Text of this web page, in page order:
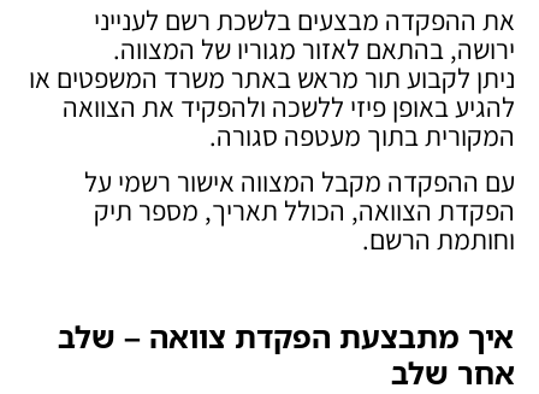
את ההפקדה מבצעים בלשכת רשם לענייני
ירושה, בהתאם לאזור מגוריו של המצווה.
ניתן לקבוע תור מראש באתר משרד המשפטים או
להגיע באופן פיזי ללשכה ולהפקיד את הצוואה
המקורית בתוך מעטפה סגורה.
עם ההפקדה מקבל המצווה אישור רשמי על
הפקדת הצוואה, הכולל תאריך, מספר תיק
וחותמת הרשם.
איך מתבצעת הפקדת צוואה – שלב
אחר שלב